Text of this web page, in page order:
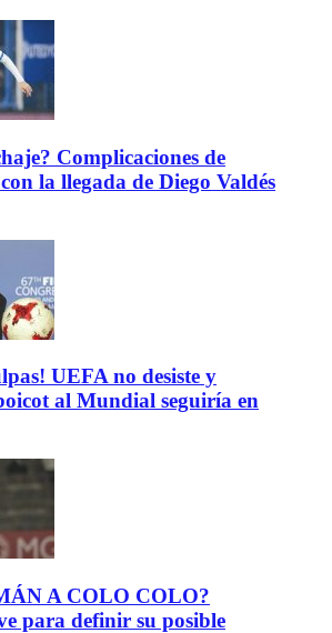
Complicaciones de
la llegada de Diego Valdés
UEFA no desiste y
al Mundial seguiría en
A COLO COLO?
para definir su posible